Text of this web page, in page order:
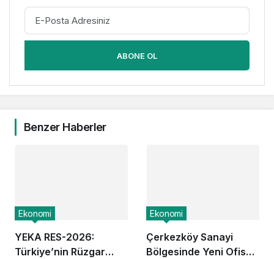
ABONE OL
Benzer Haberler
YEKA RES-2026:
Türkiye’nin Rüzgar
Ekonomi
Çerkezköy Sanayi
Bölgesinde Yeni Ofis
Ekonomi